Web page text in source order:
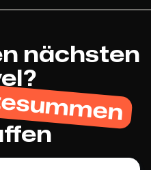
nächsten